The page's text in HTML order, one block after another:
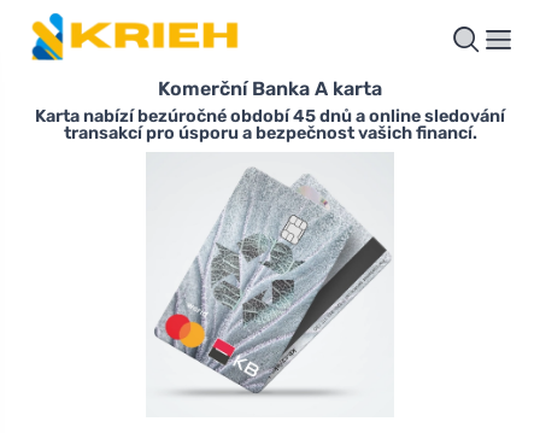
Komerční Banka A karta
Karta nabízí bezúročné období 45 dnů a online sledování
transakcí pro úsporu a bezpečnost vašich financí.